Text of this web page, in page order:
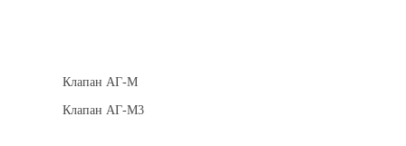
Клапан АГ-М
Клапан АГ-М3